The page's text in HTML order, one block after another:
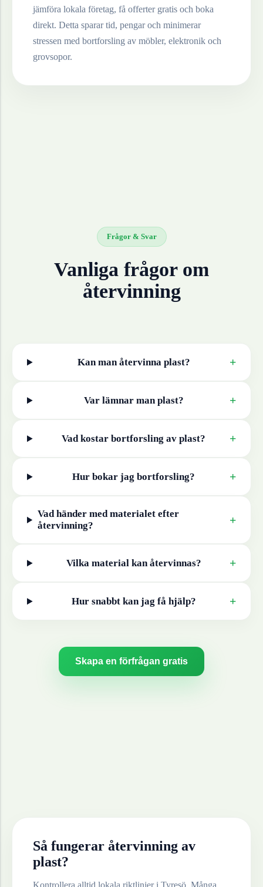
jämföra lokala företag, få offerter gratis och boka
direkt. Detta sparar tid, pengar och minimerar
stressen med bortforsling av möbler, elektronik och
grovsopor.
Frågor & Svar
Vanliga frågor om
återvinning
Kan man återvinna plast? +
Var lämnar man plast? +
Vad kostar bortforsling av plast? +
Hur bokar jag bortforsling? +
Vad händer med materialet efter
återvinning?
+
Vilka material kan återvinnas? +
Hur snabbt kan jag få hjälp? +
Skapa en förfrågan gratis
Så fungerar återvinning av
plast?